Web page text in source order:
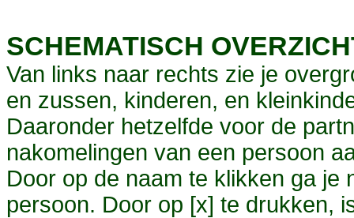
SCHEMATISCH
Van links naar rechts zie je
en zussen, kinderen, en
Daaronder hetzelfde voor de
nakomelingen van een persoon
Door op de naam te klikken ga je
persoon. Door op [x] te drukken,